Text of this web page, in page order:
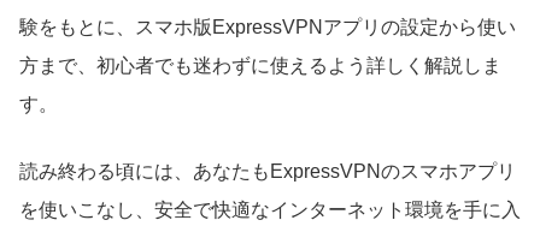
験をもとに、スマホ版ExpressVPNアプリの設定から使い
方まで、初心者でも迷わずに使えるよう詳しく解説しま
す。
読み終わる頃には、あなたもExpressVPNのスマホアプリ
を使いこなし、安全で快適なインターネット環境を手に入